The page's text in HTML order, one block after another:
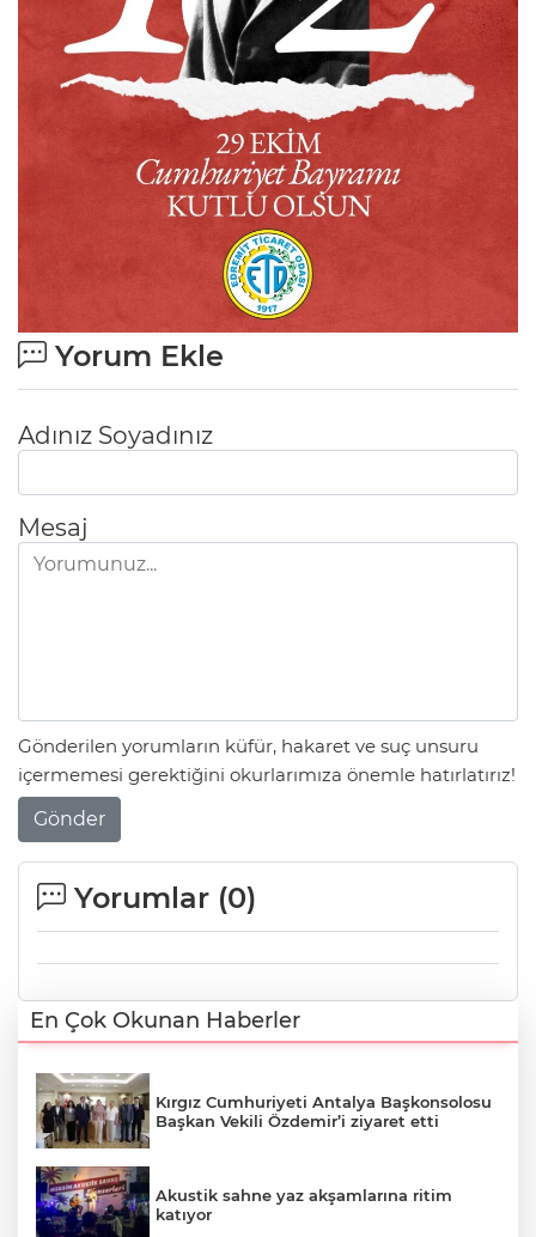
Yorum Ekle
Adınız Soyadınız
Mesaj
Gönderilen yorumların küfür, hakaret ve suç unsuru
içermemesi gerektiğini okurlarımıza önemle hatırlatırız!
Gönder
Yorumlar (0)
En Çok Okunan Haberler
Kırgız Cumhuriyeti Antalya Başkonsolosu
Başkan Vekili Özdemir’i ziyaret etti
Akustik sahne yaz akşamlarına ritim
katıyor